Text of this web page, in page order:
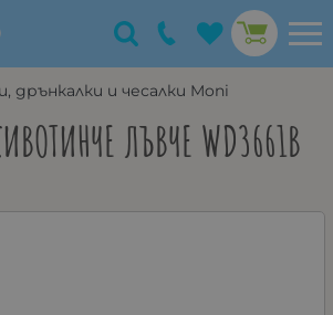
дрънкалки и чесалки Moni
ЛЪВЧЕ WD3661B